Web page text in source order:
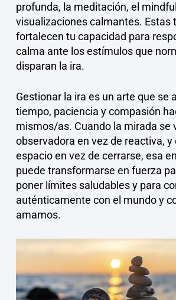
profunda, la meditación, el
visualizaciones calmantes. Estas
fortalecen tu capacidad para
calma ante los estímulos que
disparan la ira.
Gestionar la ira es un arte que se
tiempo, paciencia y compasión
mismos/as. Cuando la mirada se
observadora en vez de reactiva, y
espacio en vez de cerrarse, esa
puede transformarse en fuerza
poner límites saludables y para
auténticamente con el mundo y
amamos.